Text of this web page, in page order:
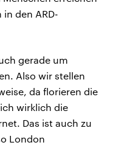
den ARD-
gerade um
Also wir stellen
da florieren die
wirklich die
Das ist auch zu
London